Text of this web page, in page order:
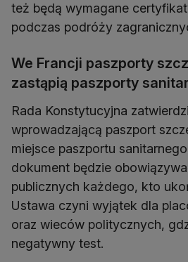
też będą wymagane
podczas podróży
We Francji paszporty
zastąpią paszporty
Rada Konstytucyjna
wprowadzającą paszport
miejsce paszportu
dokument będzie
publicznych każdego, kto
Ustawa czyni wyjątek dla
oraz wieców politycznych,
negatywny test.